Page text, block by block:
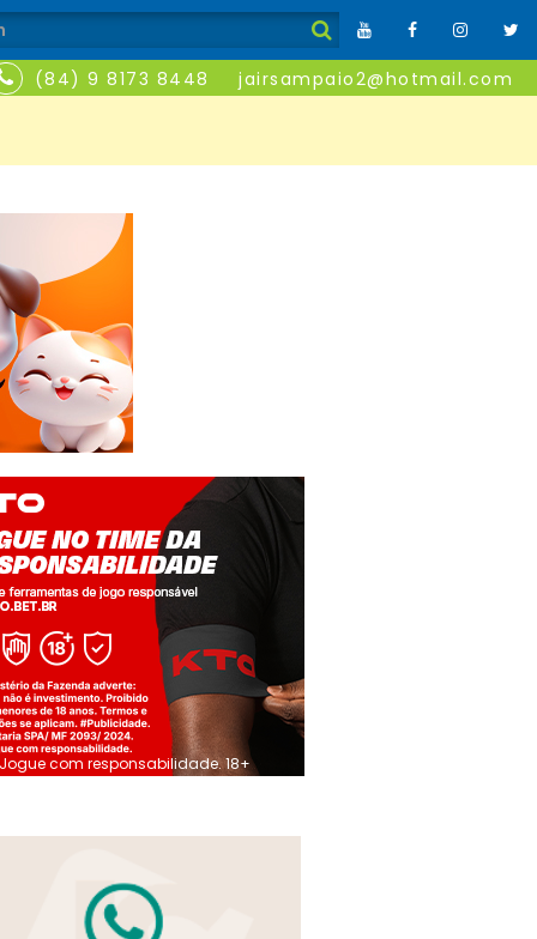
(84) 9 8173 8448 jairsampaio2@hotmail.com
Jogue com responsabilidade. 18+